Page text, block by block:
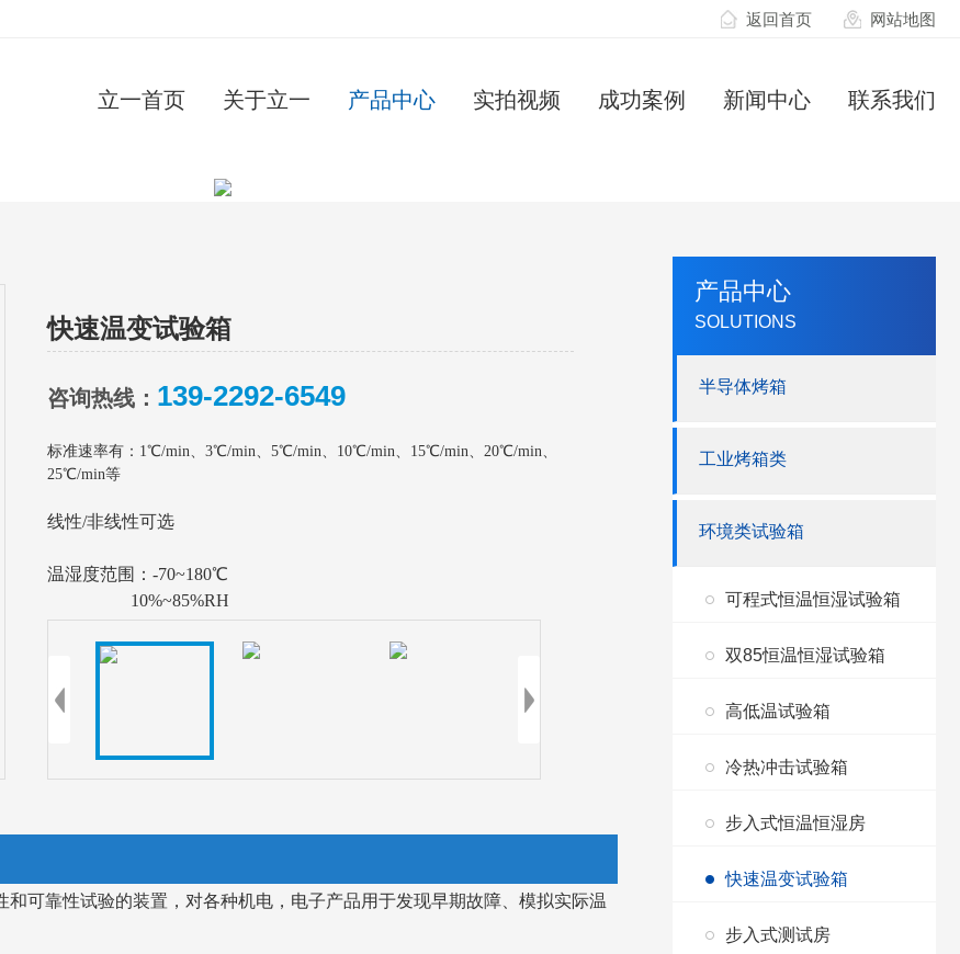
返回首页 网站地图
立一首页 关于立一 产品中心 实拍视频 成功案例 新闻中心 联系我们
产品中心
SOLUTIONS
半导体烤箱
工业烤箱类
环境类试验箱
可程式恒温恒湿试验箱
双85恒温恒湿试验箱
高低温试验箱
冷热冲击试验箱
步入式恒温恒湿房
快速温变试验箱
步入式测试房
快速温变试验箱
咨询热线： 139-2292-6549
标准速率有：1℃/min、3℃/min、5℃/min、10℃/min、15℃/min、20℃/min、
25℃/min等
线性/非线性可选
温湿度范围：-70~180℃
10%~85%RH
和可靠性试验的装置，对各种机电 ， 电子产品用于发现早期故障、模拟实际温